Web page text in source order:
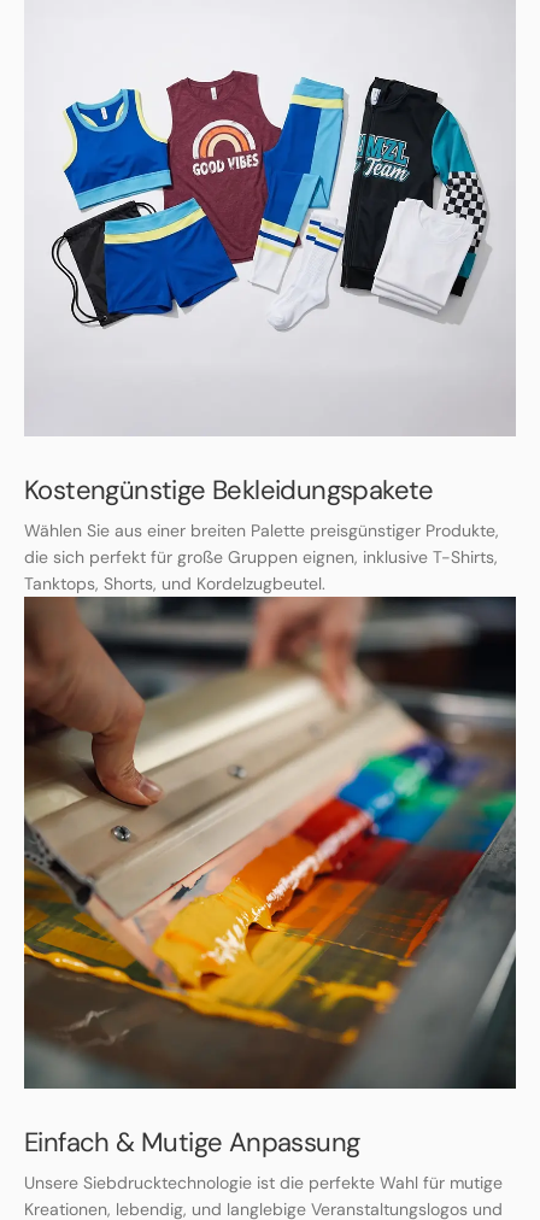
Kostengünstige Bekleidungspakete
Wählen Sie aus einer breiten Palette preisgünstiger Produkte,
die sich perfekt für große Gruppen eignen, inklusive T-Shirts,
Tanktops, Shorts, und Kordelzugbeutel.
Einfach & Mutige Anpassung
Unsere Siebdrucktechnologie ist die perfekte Wahl für mutige
Kreationen, lebendig, und langlebige Veranstaltungslogos und